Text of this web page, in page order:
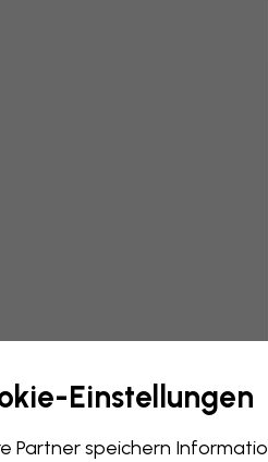
Einstellungen
Partner speichern